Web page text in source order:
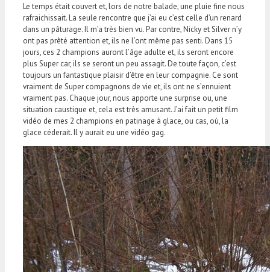
Le temps était couvert et, lors de notre balade, une pluie fine nous
rafraichissait. La seule rencontre que j’ai eu c’est celle d’un renard
dans un pâturage. Il m’a très bien vu. Par contre, Nicky et Silver n’y
ont pas prêté attention et, ils ne l’ont même pas senti. Dans 15
jours, ces 2 champions auront l’âge adulte et, ils seront encore
plus Super car, ils se seront un peu assagit. De toute façon, c’est
toujours un fantastique plaisir d’être en leur compagnie. Ce sont
vraiment de Super compagnons de vie et, ils ont ne s’ennuient
vraiment pas. Chaque jour, nous apporte une surprise ou, une
situation caustique et, cela est très amusant. J’ai fait un petit film
vidéo de mes 2 champions en patinage à glace, ou cas, où, la
glace céderait. Il y aurait eu une vidéo gag.